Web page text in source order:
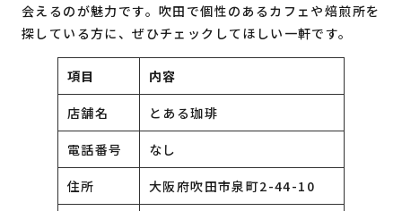
会えるのが魅力です。吹田で個性のあるカフェや焙煎所を
探している方に、ぜひチェックしてほしい一軒です。
項目 内容
店舗名 とある珈琲
電話番号 なし
住所 大阪府吹田市泉町2-44-10